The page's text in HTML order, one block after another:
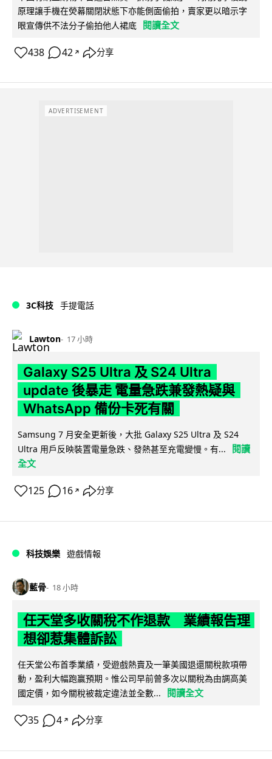
原理讓手機在熒幕關閉狀態下亦能側面偷拍，賣家更以暗示字
眼宣傳供不法分子偷拍他人裙底
閱讀全文
438 42 ↗ 分享
ADVERTISEMENT
3C科技 手提電話
Lawton 17 小時
Galaxy S25 Ultra 及 S24 Ultra
update 後暴走 電量急跌兼發熱疑與
WhatsApp 備份卡死有關
Samsung 7 月安全更新後，大批 Galaxy S25 Ultra 及 S24
Ultra 用戶反映裝置電量急跌、發熱甚至充電變慢。有...
閱讀
全文
125 16 ↗ 分享
科技娛樂 遊戲情報
藍骨 18 小時
任天堂多收關稅不作退款 業績報告理
想卻惹集體訴訟
任天堂公布首季業績，受遊戲熱賣及一筆美國退還關稅款項帶
動，盈利大幅跑贏預期。惟公司早前曾多次以關稅為由調高美
國定價，如今關稅被裁定違法並全數...
閱讀全文
35 4 ↗ 分享